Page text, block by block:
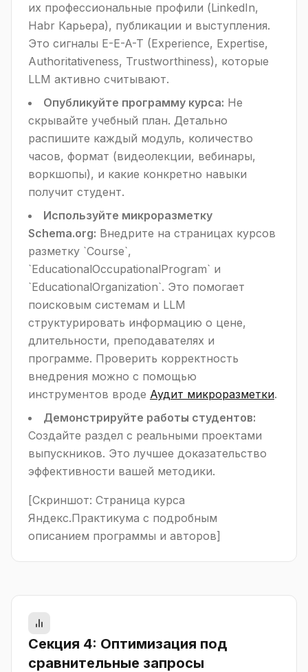
их профессиональные профили (LinkedIn,
Habr Карьера), публикации и выступления.
Это сигналы E-E-A-T (Experience, Expertise,
Authoritativeness, Trustworthiness), которые
LLM активно считывают.
Опубликуйте программу курса: Не
скрывайте учебный план. Детально
распишите каждый модуль, количество
часов, формат (видеолекции, вебинары,
воркшопы), и какие конкретно навыки
получит студент.
Используйте микроразметку
Schema.org: Внедрите на страницах курсов
разметку `Course`,
`EducationalOccupationalProgram` и
`EducationalOrganization`. Это помогает
поисковым системам и LLM
структурировать информацию о цене,
длительности, преподавателях и
программе. Проверить корректность
внедрения можно с помощью
инструментов вроде Аудит микроразметки.
Демонстрируйте работы студентов:
Создайте раздел с реальными проектами
выпускников. Это лучшее доказательство
эффективности вашей методики.
[Скриншот: Страница курса
Яндекс.Практикума с подробным
описанием программы и авторов]
Секция 4: Оптимизация под
сравнительные запросы